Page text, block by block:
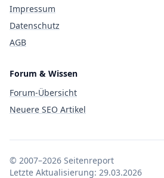
Impressum
Datenschutz
AGB
Forum & Wissen
Forum-Übersicht
Neuere SEO Artikel
© 2007–2026 Seitenreport
Letzte Aktualisierung: 29.03.2026